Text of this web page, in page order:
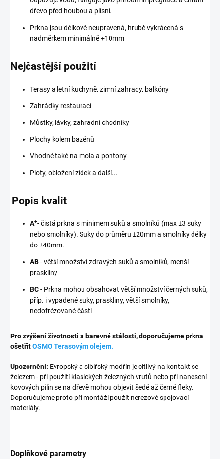
dřevo před houbou a plísní.
Prkna jsou délkově neupravená, hrubě vykrácená s
nadměrkem minimálně +10mm
Nejčastější použití
Terasy a letní kuchyně, zimní zahrady, balkóny
Zahrádky restaurací
Můstky, lávky, zahradní chodníky
Plochy kolem bazénů
Vhodné také na mola a pontony
Ploty, obložení zídek a další...
Popis kvalit
A+- čistá prkna s minimem suků a smolníků (max ±3 suky
nebo smolníky). Suky do průměru ±20mm a smolníky délky
do ±40mm.
AB- větší množství zdravých suků a smolníků, menší
praskliny
BC- Prkna mohou obsahovat větší množství černých suků,
příp. i vypadené suky, praskliny, větší smolníky,
nedofrézované části
Pro zvýšení životnosti a barevné stálosti, doporučujeme prkna
ošetřitOSMO Terasovým olejem.
Upozornění: Evropský a sibiřský modřín je citlivý na kontakt se
železem - při použití klasických železných vrutů nebo při nanesení
kovových pilin se na dřevě mohou objevit šedé až černé fleky.
Doporučujeme proto při montáži použít nerezové spojovací
materiály.
Doplňkové parametry